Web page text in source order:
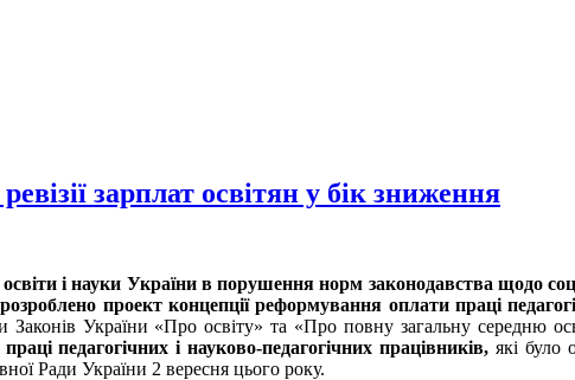
зарплат освітян у бік зниження
і науки України в порушення норм законодавства щодо
проект концепції реформування оплати праці
України «Про освіту» та «Про повну загальну середню
педагогічних і науково-педагогічних працівників, які було
Ради України 2 вересня цього року.